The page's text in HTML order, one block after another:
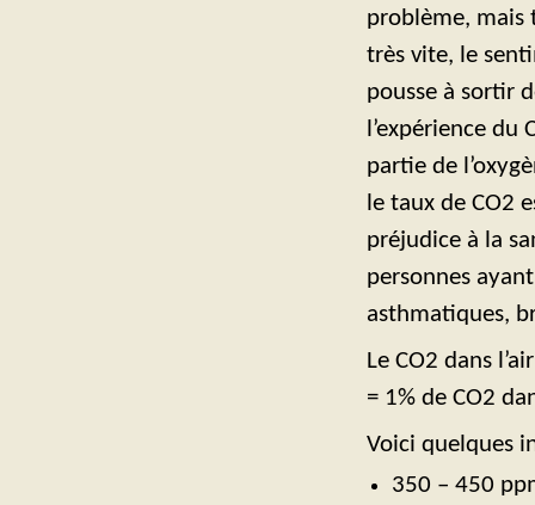
problème, mais
très vite, le
pousse à sortir
l’expérience du
partie de
le taux de CO2
préjudice à la
personnes
asthmatiques,
Le CO2 dans
= 1% de CO2
Voici quelques
350 – 450